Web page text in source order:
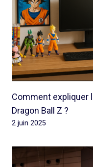
Comment expliquer
Dragon Ball Z ?
2 juin 2025